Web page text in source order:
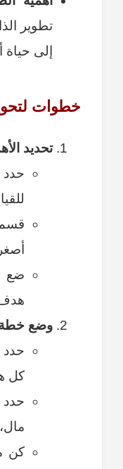
تطوير
إلى
خطوات
تحديد
قسم
ضع
وضع
كل
حدد
كن